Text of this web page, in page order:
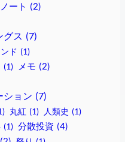
ノート (2)
グス (7)
ド (1)
(1) メモ (2)
ション (7)
丸紅 (1) 人類史 (1)
(1) 分散投資 (4)